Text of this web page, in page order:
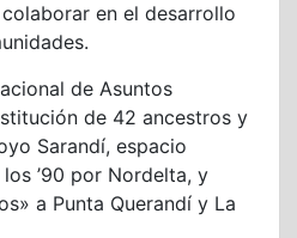
en el desarrollo
de Asuntos
de 42 ancestros y
Sarandí, espacio
’90 por Nordelta, y
a Punta Querandí y La